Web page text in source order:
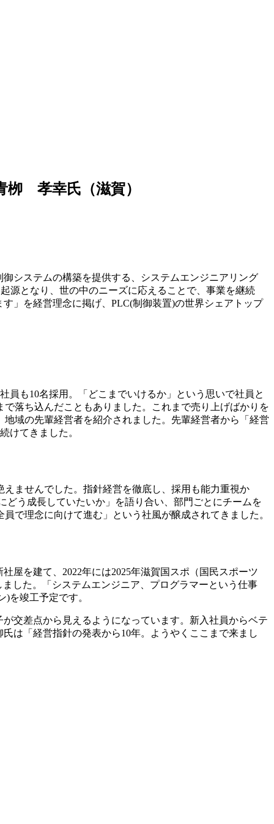
栁 孝幸氏（滋賀）
システムの構築を提供する、システムエンジニアリング
源となり、世の中のニーズに応えることで、事業を継続
」を経営理念に掲げ、PLC(制御装置)の世界シェアトップ
も10名採用。「どこまでいけるか」という思いで社員と
落ち込んだこともありました。これまで売り上げばかりを
域の先輩経営者を紹介されました。先輩経営者から「経営
けてきました。
ませんでした。指針経営を徹底し、採用も能力重視か
どう成長していたいか」を語り合い、部門ごとにチームを
で理念に向けて進む」という社風が醸成されてきました。
屋を建て、2022年には2025年滋賀国スポ（国民スポーツ
した。「システムエンジニア、プログラマーという仕事
を竣工予定です。
交差点から見えるようになっています。新入社員からベテ
は「経営指針の発表から10年。ようやくここまで来まし